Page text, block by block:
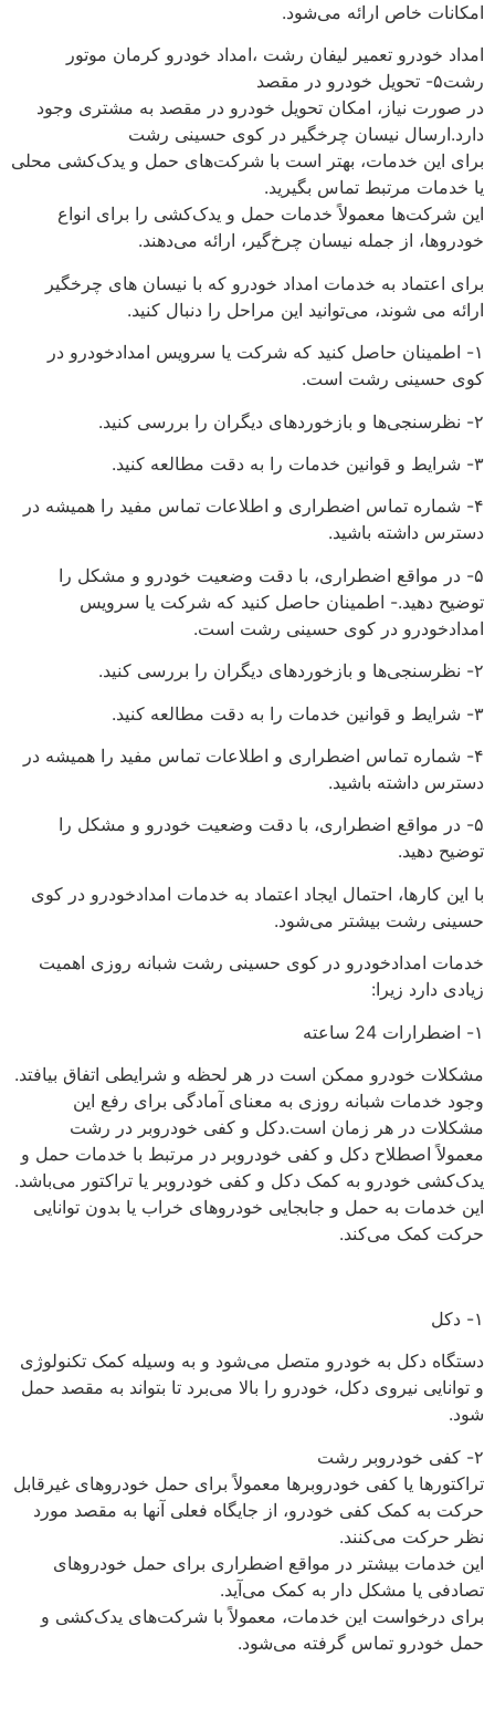
امکانات خاص ارائه می‌شود.
امداد خودرو تعمیر لیفان رشت ،امداد خودرو کرمان موتور
رشت۵- تحویل خودرو در مقصد
در صورت نیاز، امکان تحویل خودرو در مقصد به مشتری وجود
دارد.ارسال نیسان چرخگیر در کوی حسینی رشت
برای این خدمات، بهتر است با شرکت‌های حمل و یدک‌کشی محلی
یا خدمات مرتبط تماس بگیرید.
این شرکت‌ها معمولاً خدمات حمل و یدک‌کشی را برای انواع
خودروها، از جمله نیسان چرخ‌گیر، ارائه می‌دهند.
برای اعتماد به خدمات امداد خودرو که با نیسان های چرخگیر
ارائه می‌ شوند، می‌توانید این مراحل را دنبال کنید.
۱- اطمینان حاصل کنید که شرکت یا سرویس امدادخودرو در
کوی حسینی رشت است.
۲- نظرسنجی‌ها و بازخوردهای دیگران را بررسی کنید.
۳- شرایط و قوانین خدمات را به دقت مطالعه کنید.
۴- شماره تماس اضطراری و اطلاعات تماس مفید را همیشه در
دسترس داشته باشید.
۵- در مواقع اضطراری، با دقت وضعیت خودرو و مشکل را
توضیح دهید.- اطمینان حاصل کنید که شرکت یا سرویس
امدادخودرو در کوی حسینی رشت است.
۲- نظرسنجی‌ها و بازخوردهای دیگران را بررسی کنید.
۳- شرایط و قوانین خدمات را به دقت مطالعه کنید.
۴- شماره تماس اضطراری و اطلاعات تماس مفید را همیشه در
دسترس داشته باشید.
۵- در مواقع اضطراری، با دقت وضعیت خودرو و مشکل را
توضیح دهید.
با این کارها، احتمال ایجاد اعتماد به خدمات امدادخودرو در کوی
حسینی رشت بیشتر می‌شود.
خدمات امدادخودرو در کوی حسینی رشت شبانه روزی اهمیت
زیادی دارد زیرا:
۱- اضطرارات 24 ساعته
مشکلات خودرو ممکن است در هر لحظه و شرایطی اتفاق بیافتد.
وجود خدمات شبانه روزی به معنای آمادگی برای رفع این
مشکلات در هر زمان است.دکل و کفی خودروبر در رشت
معمولاً اصطلاح دکل و کفی خودروبر در مرتبط با خدمات حمل و
یدک‌کشی خودرو به کمک دکل و کفی خودروبر یا تراکتور می‌باشد.
این خدمات به حمل و جابجایی خودروهای خراب یا بدون توانایی
حرکت کمک می‌کند.
۱- دکل
دستگاه دکل به خودرو متصل می‌شود و به وسیله کمک تکنولوژی
و توانایی نیروی دکل، خودرو را بالا می‌برد تا بتواند به مقصد حمل
شود.
۲- کفی خودروبر رشت
تراکتورها یا کفی خودروبرها معمولاً برای حمل خودروهای غیرقابل
حرکت به کمک کفی خودرو، از جایگاه فعلی آنها به مقصد مورد
نظر حرکت می‌کنند.
این خدمات بیشتر در مواقع اضطراری برای حمل خودروهای
تصادفی یا مشکل دار به کمک می‌آید.
برای درخواست این خدمات، معمولاً با شرکت‌های یدک‌کشی و
حمل خودرو تماس گرفته می‌شود.